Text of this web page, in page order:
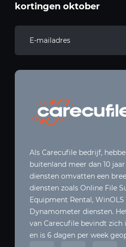
kortingen oktober
Als Carecufile bedrijf,
buitenland meer dan 10
diensten omvatten een
diensten zoals Online File
Equipment Rental, WinOLS
Dynamometer diensten.
van Carecufile bevindt zich
en is 6 dagen per week